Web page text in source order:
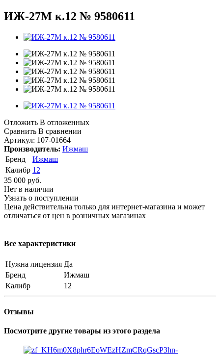
ИЖ-27М к.12 № 9580611
Отложить В отложенных
Сравнить В сравнении
Артикул: 107-01664
Производитель: Ижмаш
Бренд
Ижмаш
Калибр 12
35 000 руб.
Нет в наличии
Узнать о поступлении
Цена действительна только для интернет-магазина и может
отличаться от цен в розничных магазинах
Все характеристики
Нужна лицензия Да
Бренд
Ижмаш
Калибр
12
Отзывы
Посмотрите другие товары из этого раздела